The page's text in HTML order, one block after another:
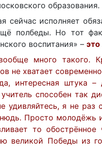
образования.
сейчас исполняет
полбеды. Но тот
воспитания» –
много такого.
не хватает
интересная штука
способен так
удивляйтесь, я не
Просто молодёжь
то
великой Победы из